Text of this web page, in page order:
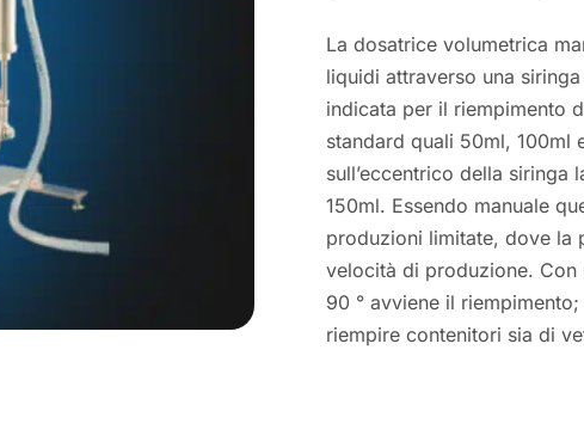
La dosatrice volumetrica
liquidi attraverso una
indicata per il riempimento
standard quali 50ml, 100ml
sull’eccentrico della siringa
150ml. Essendo manuale
produzioni limitate, dove la
velocità di produzione. Con
90 ° avviene il
riempire contenitori sia di